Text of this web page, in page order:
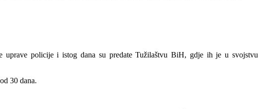
uprave policije i istog dana su predate Tužilaštvu BiH, gdje ih je u svojstvu
30 dana.